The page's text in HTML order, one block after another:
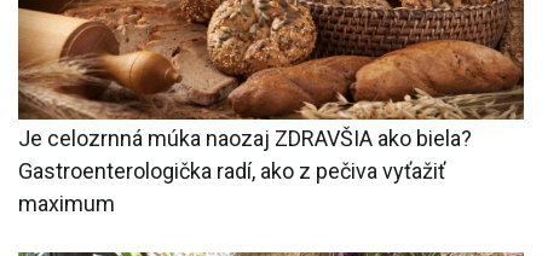
Je celozrnná múka naozaj ZDRAVŠIA ako biela?
Gastroenterologička radí, ako z pečiva vyťažiť
maximum